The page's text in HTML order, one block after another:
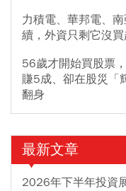
力積電、華邦電、
續，外資只剩它沒
56歲才開始買股票
賺5成、卻在股災「
翻身
最新文章
2026年下半年投資